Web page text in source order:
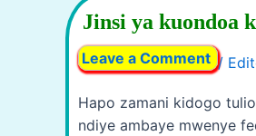
Jinsi ya kuondoa
Leave a Comment /
Hapo zamani kidogo
ndiye ambaye mwenye